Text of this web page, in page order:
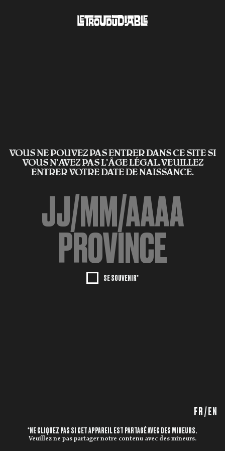
VOUS NE POUVEZ PAS ENTRER DANS CE SITE SI
VOUS N’AVEZ PAS L'ÂGE LÉGAL.VEUILLEZ
ENTRER VOTRE DATE DE NAISSANCE.
SE SOUVENIR*
FR/ EN
*NE CLIQUEZ PAS SI CET APPAREIL EST PARTAGÉ AVEC DES MINEURS.
Veuillez ne pas partager notre contenu avec des mineurs.